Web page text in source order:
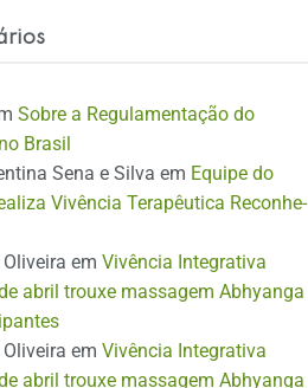
Sobre a Regulamentação do
Brasil
Sena e Silva em Equipe do
Vivência Terapêutica Reconhe-
em Vivência Integrativa
abril trouxe massagem Abhyanga
em Vivência Integrativa
abril trouxe massagem Abhyanga